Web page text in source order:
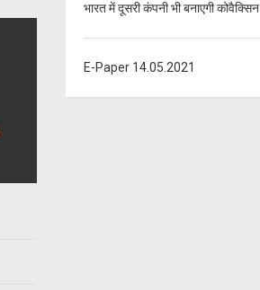
भारत में दूसरी कंपनी भी बनाएगी कोवैक्सिन
E-Paper 14.05.2021